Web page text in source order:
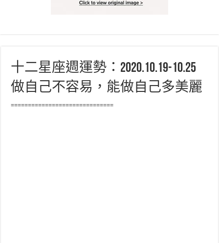
十二星座週運勢：2020.10.19-10.25
做自己不容易，能做自己多美麗
==============================